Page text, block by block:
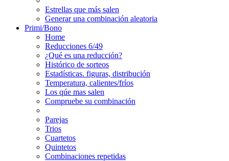
Estrellas que más salen
Generar una combinación aleatoria
Primi/Bono
Home
Reducciones 6/49
¿Qué es una reducción?
Histórico de sorteos
Estadísticas. figuras, distribución
Temperatura, calientes/fríos
Los qúe mas salen
Compruebe su combinación
Parejas
Trios
Cuartetos
Quintetos
Combinaciones repetidas